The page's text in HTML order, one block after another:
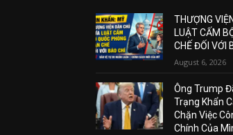
THƯỢNG
LUẬT CẤM
CHẾ ĐỐI VỚI
August 6, 2026
Ông Trump
Trạng Khẩn
Chặn Việc
Chính Của